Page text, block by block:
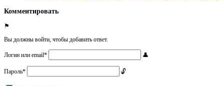
Комментировать
Вы должны войти, чтобы добавить ответ.
Логин или email*
Пароль*